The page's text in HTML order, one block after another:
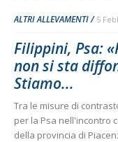
ALTRI ALLEVAMENTI 5
Filippini, Psa:
non si sta
Stiamo...
Tra le misure di
per la Psa nell'incontro
della provincia di